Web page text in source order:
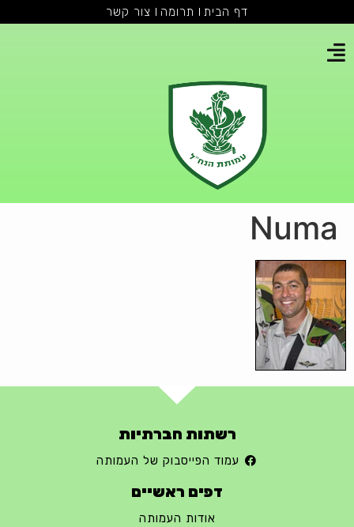
דף הבית תרומה צור קשר
Numa
רשתות חברתיות
עמוד הפייסבוק של העמותה
דפים ראשיים
אודות העמותה